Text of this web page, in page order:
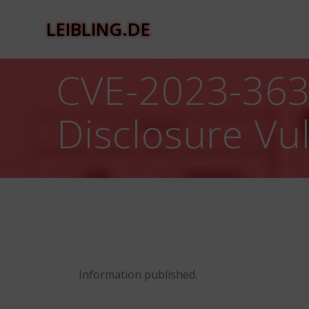
LEIBLING.DE
CVE-2023-
Disclosure
Information published.